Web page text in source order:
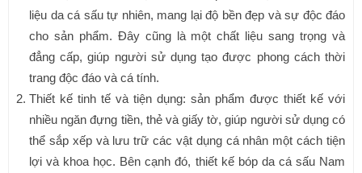
liệu da cá sấu tự nhiên, mang lại độ bền đẹp và sự độc đáo
cho sản phẩm. Đây cũng là một chất liệu sang trọng và
đẳng cấp, giúp người sử dụng tạo được phong cách thời
trang độc đáo và cá tính.
Thiết kế tinh tế và tiện dụng: sản phẩm được thiết kế với
nhiều ngăn đựng tiền, thẻ và giấy tờ, giúp người sử dụng có
thể sắp xếp và lưu trữ các vật dụng cá nhân một cách tiện
lợi và khoa học. Bên cạnh đó, thiết kế bóp da cá sấu Nam